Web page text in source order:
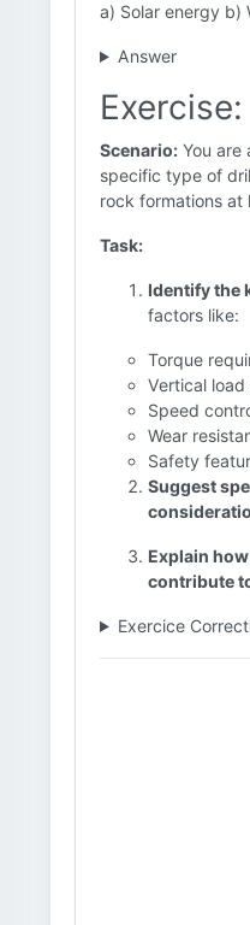
a) Solar energy b)
Answer
Scenario: You are
specific type of
rock formations at
Task:
Identify the
factors like:
Torque
Vertical
Speed
Wear
Safety
Suggest
Explain
contribute
Exercice